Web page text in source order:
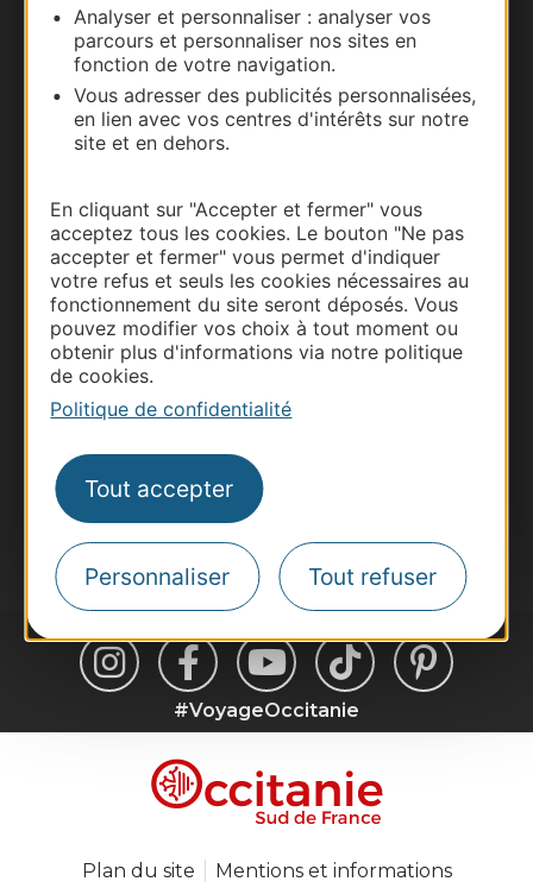
Analyser et personnaliser : analyser vos
parcours et personnaliser nos sites en
fonction de votre navigation.
Vous adresser des publicités personnalisées,
en lien avec vos centres d'intérêts sur notre
site et en dehors.
En cliquant sur "Accepter et fermer" vous
acceptez tous les cookies. Le bouton "Ne pas
accepter et fermer" vous permet d'indiquer
votre refus et seuls les cookies nécessaires au
fonctionnement du site seront déposés. Vous
pouvez modifier vos choix à tout moment ou
obtenir plus d'informations via notre politique
de cookies.
Politique de confidentialité
Tout accepter
Personnaliser Tout refuser
Thermalisme
Business/Mice
Pros d'Occitanie
Site presse et d'influence
Voyagistes
Destination Sport
Inscrivez-vous à la lettre d'information
Destination Occitanie pour recevoir des
suggestions de séjours, de visites et de sorties.
Je m'abonne
#VoyageOccitanie
Plan du site Mentions et informations